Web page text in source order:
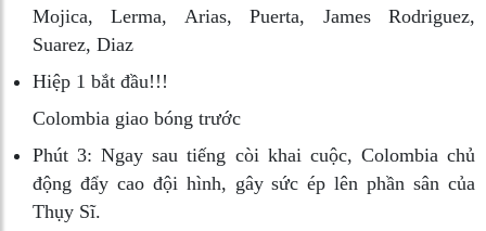
Mojica, Lerma, Arias, Puerta, James Rodriguez,
Suarez, Diaz
Hiệp 1 bắt đầu!!!
Colombia giao bóng trước
Phút 3: Ngay sau tiếng còi khai cuộc, Colombia chủ
động đẩy cao đội hình, gây sức ép lên phần sân của
Thụy Sĩ.